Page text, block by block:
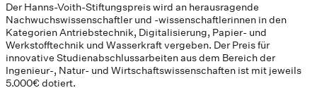
Der Hanns-Voith-Stiftungspreis wird an herausragende
Nachwuchswissenschaftler und -wissenschaftlerinnen in den
Kategorien Antriebstechnik, Digitalisierung, Papier- und
Werkstofftechnik und Wasserkraft vergeben. Der Preis für
innovative Studienabschlussarbeiten aus dem Bereich der
Ingenieur-, Natur- und Wirtschaftswissenschaften ist mit jeweils
5.000€ dotiert.